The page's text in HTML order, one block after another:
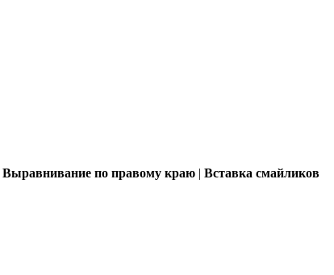
Выравнивание по правому краю | Вставка смайликов